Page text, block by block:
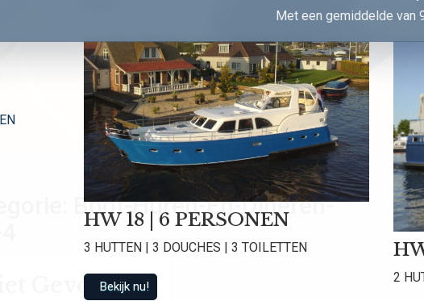
HW 18 | 6 PERSONEN
3 HUTTEN | 3 DOUCHES | 3 TOILETTEN
Bekijk nu!
2
Met een gemiddelde van
Boot-Huren-En-Dineren-
Gevonden